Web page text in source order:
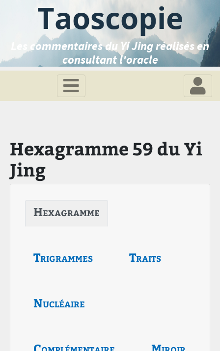
Taoscopie
Les commentaires du Yi Jing réalisés en
consultant l'oracle
Hexagramme 59 du Yi
Jing
Hexagramme
Trigrammes Traits
Nucléaire